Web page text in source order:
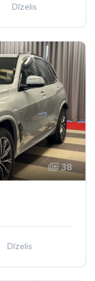
Dīzelis
38
Dīzelis